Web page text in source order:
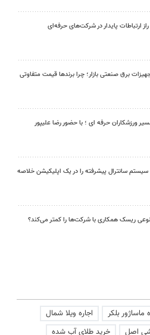
ارتباطات پایدار در شرکت‌های حرفه‌ای
برق صنعتی بازار؛ چرا برندها قیمت متفاوتی
ورزشکاران حرفه ای ؛ با حضور رضا علیپور
سانترال پیشرفته را در یک اپلیکیشن خلاصه
ریسک همکاری با شرکت‌ها را کمتر می‌کند؟
بلکر
اجاره ویلا شمال
اصل
خرید طلای آب شده